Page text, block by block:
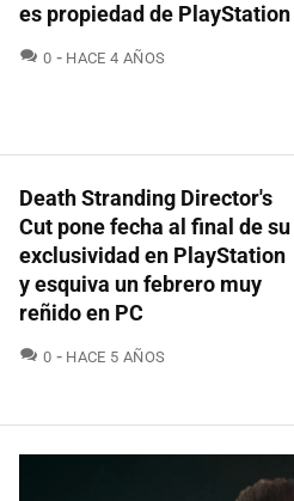
es propiedad de PlayStation
0 COMENTARIOS
HACE 4 AÑOS
Death Stranding Director's
Cut pone fecha al final de su
exclusividad en PlayStation
y esquiva un febrero muy
reñido en PC
0 COMENTARIOS
HACE 5 AÑOS